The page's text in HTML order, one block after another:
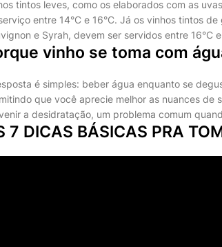
tintos leves, como os elaborados com as
entre 14°C e 16°C. Já os vinhos tintos
e Syrah, devem ser servidos entre 16°C e
vinho se toma com
é simples: beber água enquanto se
que você aprecie melhor as nuances de
a desidratação, um problema comum
7 DICAS BÁSICAS PRA